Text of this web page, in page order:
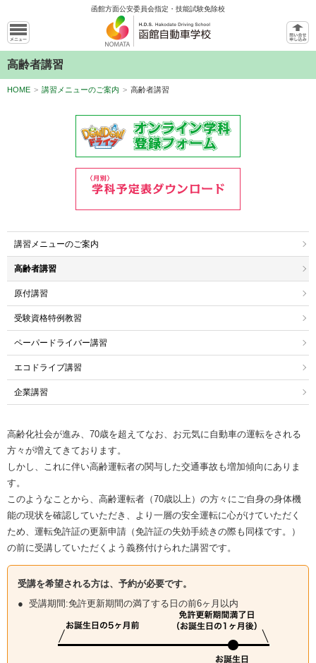
函館方面公安委員会指定・技能試験免除校
高齢者講習
HOME > 講習メニューのご案内 > 高齢者講習
講習メニューのご案内
高齢者講習
原付講習
受験資格特例教習
ペーパードライバー講習
エコドライブ講習
企業講習
高齢化社会が進み、70歳を超えてなお、お元気に自動車の運転をされる
方々が増えてきております。
しかし、これに伴い高齢運転者の関与した交通事故も増加傾向にありま
す。
このようなことから、高齢運転者（70歳以上）の方々にご自身の身体機
能の現状を確認していただき、より一層の安全運転に心がけていただく
ため、運転免許証の更新申請（免許証の失効手続きの際も同様です。）
の前に受講していただくよう義務付けられた講習です。
受講を希望される方は、予約が必要です。
受講期間:免許更新期間の満了する日の前6ヶ月以内